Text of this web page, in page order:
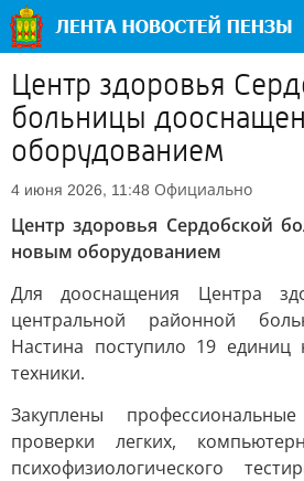
Центр здоровья
больницы
оборудованием
4 июня 2026, 11:48 Официально
Центр здоровья Сердобской
новым оборудованием
Для дооснащения Центра
центральной районной
Настина поступило 19 единиц
техники.
Закуплены
проверки легких,
психофизиологического